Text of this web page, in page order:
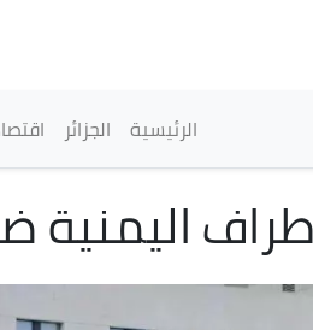
القائمة
الرئيسية الجزائر
اليمنية